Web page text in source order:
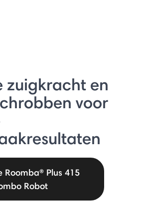
zuigkracht en
voor
Roomba® Plus 415
Robot